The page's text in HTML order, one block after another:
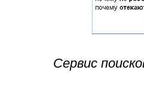
Сервис